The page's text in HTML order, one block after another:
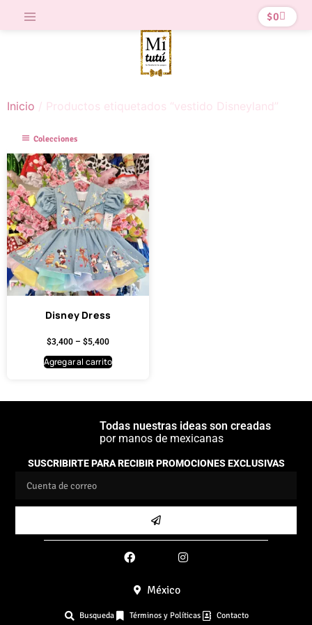
$0
Inicio / Productos etiquetados “vestido Disneyland”
Colecciones
Disney Dress
$3,400 – $5,400
Agregar al carrito
Todas nuestras ideas son creadas
por manos de mexicanas
SUSCRIBIRTE PARA RECIBIR PROMOCIONES EXCLUSIVAS
México
Busqueda Términos y Políticas Contacto